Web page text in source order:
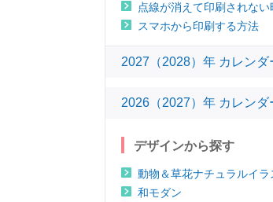
点線が消えて印刷されない
スマホから印刷する方法
2027（2028）年 カレンダ
2026（2027）年 カレンダ
デザインから探す
動物＆草花ナチュラルイラ
和モダン